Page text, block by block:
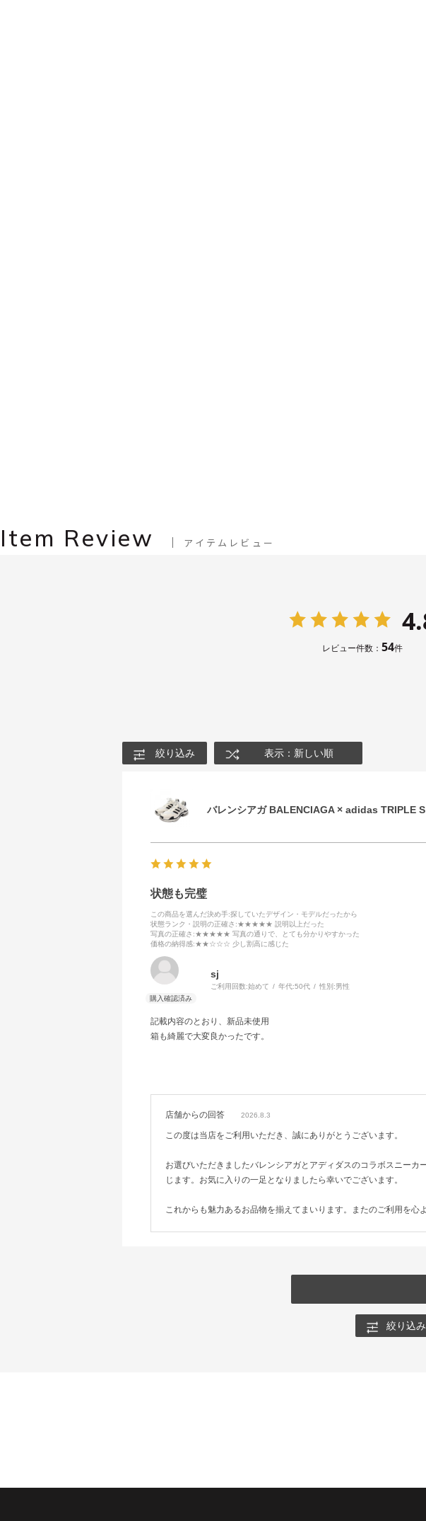
Item Review アイテムレビュー
レビュー件数： 54件
絞り込み 表示：新しい順
バレンシアガ BALENCIAGA × adidas TRIPLE
状態も完璧
この商品を選んだ決め手:探していたデザイン・モデルだったから
状態ランク・説明の正確さ :★★★★★ 説明以上だった
写真の正確さ :★★★★★ 写真の通りで、とても分かりやすかった
価格の納得感:★★☆☆☆ 少し割高に感じた
sj
ご利用回数:始めて 年代:50代 性別:男性
記載内容のとおり、新品未使用
箱も綺麗で大変良かったです。
店舗からの回答 2026.8.3
この度は当店をご利用いただき、誠にありがとうございます。
お選びいただきましたバレンシアガとアディダスのコラボスニー
じます。お気に入りの一足となりましたら幸いでございます。
これからも魅力あるお品物を揃えてまいります。またのご利用を心
絞り込み